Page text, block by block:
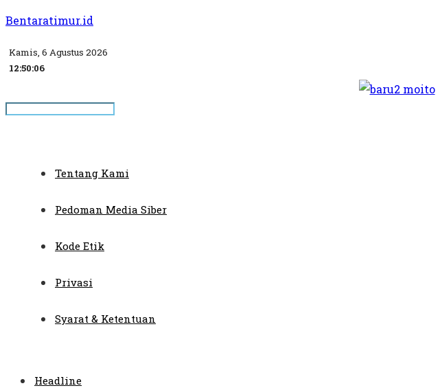
Bentaratimur.id
Kamis, 6 Agustus 2026
12:50:06
Tentang Kami
Pedoman Media Siber
Kode Etik
Privasi
Syarat & Ketentuan
MenuHeadline